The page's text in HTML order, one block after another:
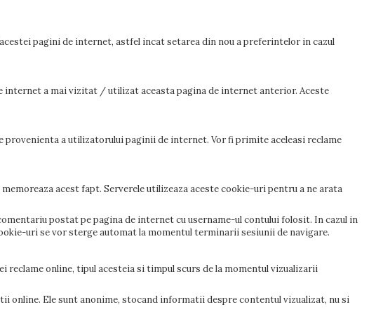
pagini de internet, astfel incat setarea din nou a preferintelor in cazul
internet a mai vizitat / utilizat aceasta pagina de internet anterior. Aceste
a utilizatorului paginii de internet. Vor fi primite aceleasi reclame
acest fapt. Serverele utilizeaza aceste cookie-uri pentru a ne arata
postat pe pagina de internet cu username-ul contului folosit. In cazul in
uri se vor sterge automat la momentul terminarii sesiunii de navigare.
online, tipul acesteia si timpul scurs de la momentul vizualizarii
Ele sunt anonime, stocand informatii despre contentul vizualizat, nu si